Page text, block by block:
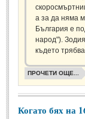
Стихове за Мама
ТЕКСТОВЕ
ТЕКСТОВЕ
Истории
Разкази
а за да няма
България е
народ").
където
ПРОЧЕТИ ОЩЕ...
Когато бях на